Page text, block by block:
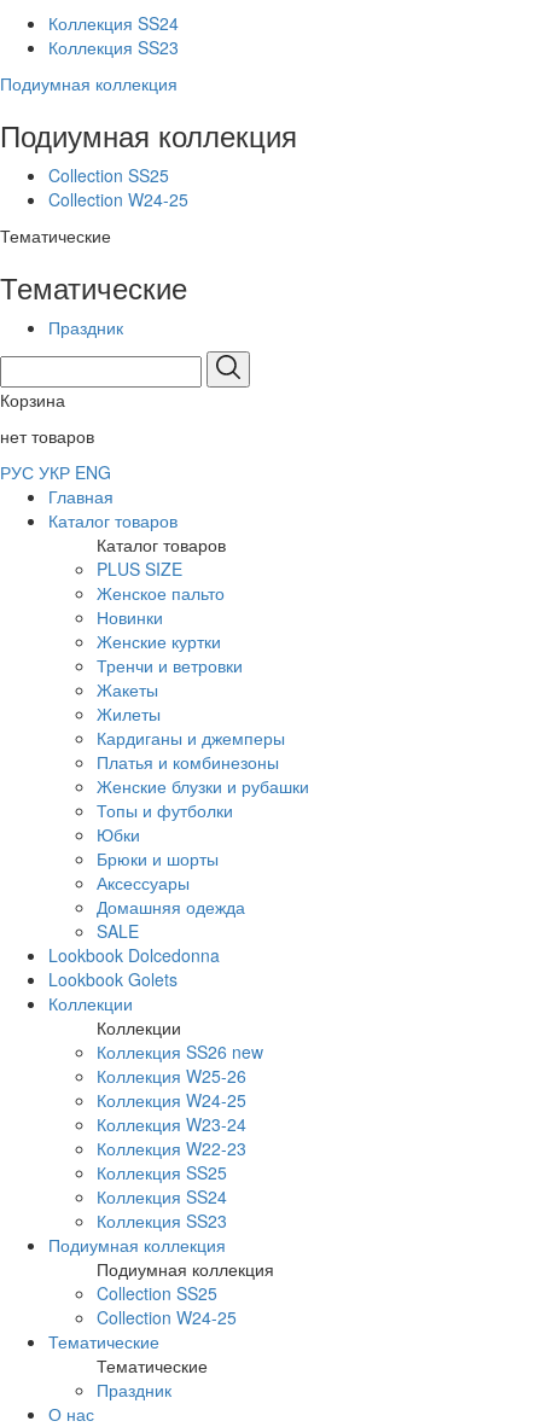
Коллекция SS24
Коллекция SS23
Подиумная коллекция
Подиумная коллекция
Collection SS25
Collection W24-25
Тематические
Тематические
Праздник
Корзина
нет товаров
РУС УКР ENG
Главная
Каталог товаров
Каталог товаров
PLUS SIZE
Женское пальто
Новинки
Женские куртки
Тренчи и ветровки
Жакеты
Жилеты
Кардиганы и джемперы
Платья и комбинезоны
Женские блузки и рубашки
Топы и футболки
Юбки
Брюки и шорты
Аксессуары
Домашняя одежда
SALE
Lookbook Dolcedonna
Lookbook Golets
Коллекции
Коллекции
Коллекция SS26 new
Коллекция W25-26
Коллекция W24-25
Коллекция W23-24
Коллекция W22-23
Коллекция SS25
Коллекция SS24
Коллекция SS23
Подиумная коллекция
Подиумная коллекция
Collection SS25
Collection W24-25
Тематические
Тематические
Праздник
О нас